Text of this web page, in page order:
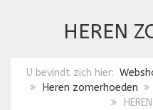
HEREN
U bevindt zich hier:
Heren zomerhoeden